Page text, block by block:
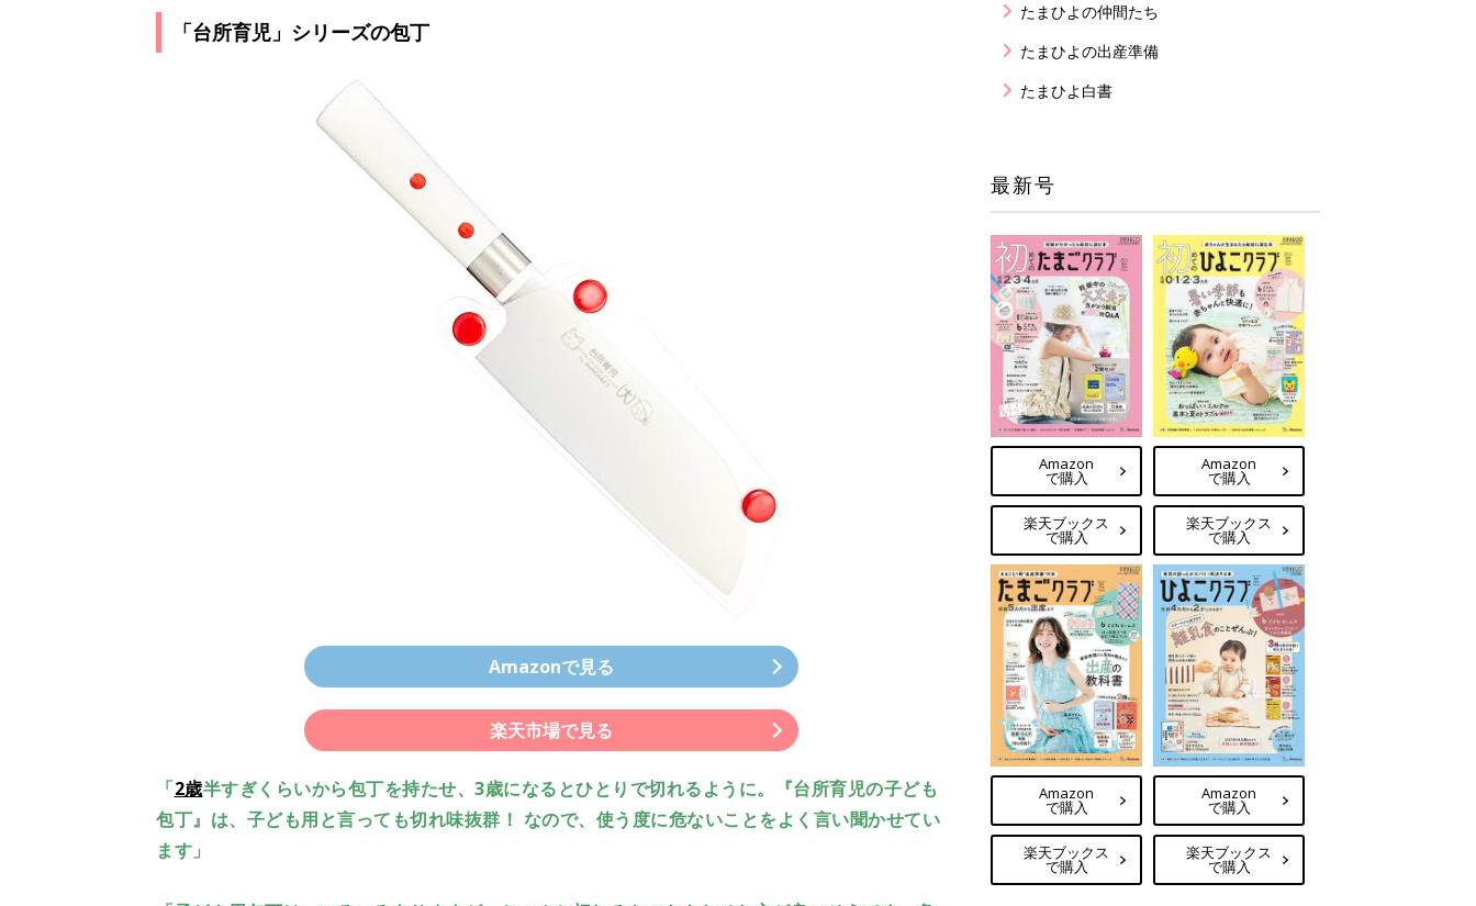
「台所育児」シリーズの包丁
Amazonで見る
楽天市場で見る
「2歳半すぎくらいから包丁を持たせ、3歳になるとひとりで切れるように。『台所育児の子ども
包丁』は、子ども用と言っても切れ味抜群！ なので、使う度に危ないことをよく言い聞かせてい
ます」
たまひよの仲間たち
たまひよの出産準備
たまひよ白書
最新号
Amazon
で購入
楽天ブックス
で購入
Amazon
で購入
楽天ブックス
で購入
Amazon
で購入
楽天ブックス
で購入
Amazon
で購入
楽天ブックス
で購入